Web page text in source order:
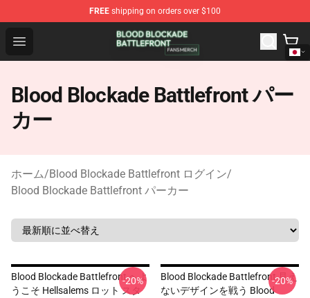
FREE shipping on orders over $100
Open menu
Blood Blockade Battlefront Shop - Official Blood
Blood Blockade Battlefront パー
カー
ホーム/Blood Blockade Battlefront ログイン/
Blood Blockade Battlefront パーカー
Blood Blockade Battlefront へよ
うこそ Hellsalems ロット スタ
-20%
Blood Blockade Battlefront 見え
ないデザインを戦う Blood
-20%